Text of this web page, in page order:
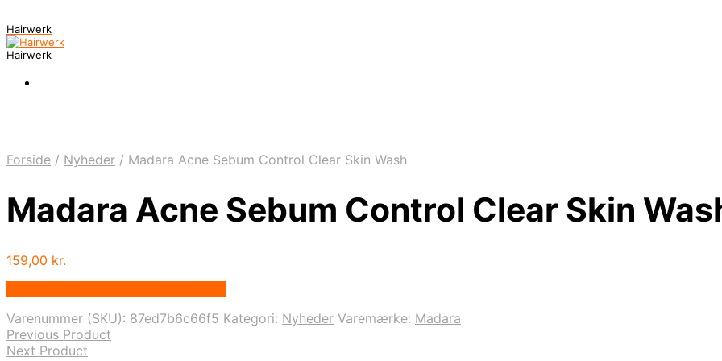
Hairwerk
Hairwerk
Forside / Nyheder / Madara Acne Sebum Control Clear Skin Wash
Madara Acne Sebum Control Clear Skin
159,00 kr.
Varenummer (SKU): 87ed7b6c66f5 Kategori: Nyheder Varemærke: Madara
Previous Product
Next Product